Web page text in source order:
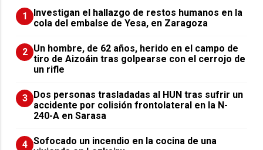
1
Investigan el hallazgo de restos humanos en la
cola del embalse de Yesa, en Zaragoza
2 Un hombre, de 62 años, herido en el campo de
tiro de Aizoáin tras golpearse con el cerrojo de
un rifle
3 ​Dos personas trasladadas al HUN tras sufrir un
accidente por colisión frontolateral en la N-
240-A en Sarasa
4 Sofocado un incendio en la cocina de una